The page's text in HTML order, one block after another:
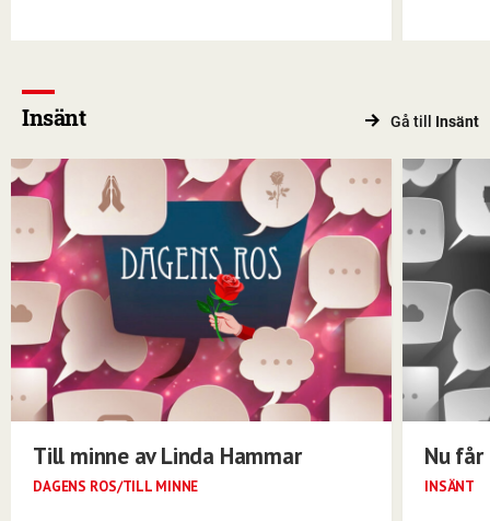
Insänt Gå till Insänt
Till minne av Linda Hammar
DAGENS ROS/TILL MINNE
Nu
INSÄNT